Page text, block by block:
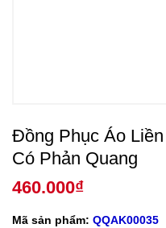
Đồng Phục Áo
Có Phản Quang
460.000₫
Mã sản phẩm: QQAK00035